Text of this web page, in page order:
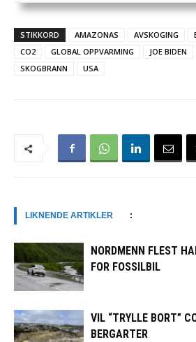
STIKKORD AMAZONAS AVSKOGING
CO2
GLOBAL OPPVARMING JOE BIDEN
SKOGBRANN
USA
LIKNENDE ARTIKLER :
NORDMENN FLEST
FOR FOSSILBIL
VIL “TRYLLE BORT”
BERGARTER